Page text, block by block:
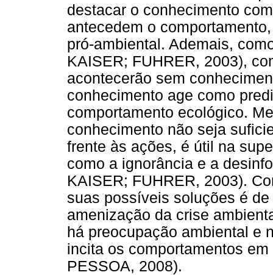
destacar o conhecimento
antecedem o
pró-ambiental. Ademais,
KAISER; FUHRER, 2003),
acontecerão sem
conhecimento age como
comportamento ecológico.
conhecimento não seja
frente às ações, é útil na
como a ignorância e a
KAISER; FUHRER, 2003).
suas possíveis soluções é
amenização da crise
há preocupação ambiental e
incita os comportamentos
PESSOA, 2008).